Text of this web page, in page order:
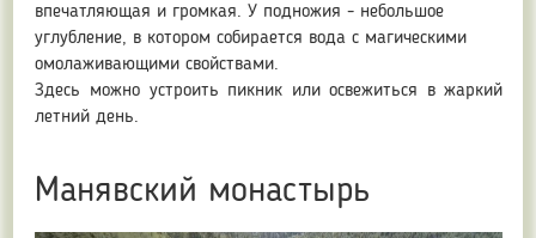
впечатляющая и громкая. У подножия - небольшое
углубление, в котором собирается вода с магическими
омолаживающими свойствами.
Здесь можно устроить пикник или освежиться в жаркий
летний день.
Манявский монастырь